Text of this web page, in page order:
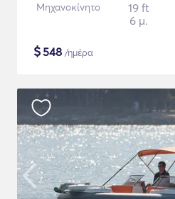
Μηχανοκίνητο
19 ft
6 μ.
$548 /ημέρα